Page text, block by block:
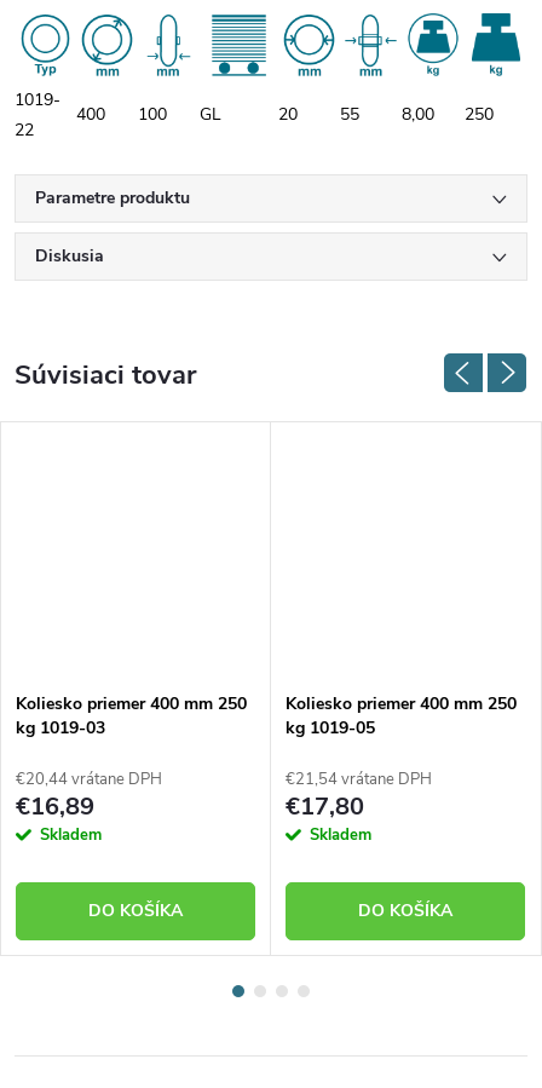
1019-
22
400 100 GL 20 55 8,00 250
Parametre produktu
Diskusia
Súvisiaci tovar
Koliesko priemer 400 mm 250
kg 1019-03
€20,44 vrátane DPH
€16,89
Skladem
DO KOŠÍKA
Koliesko priemer 400 mm 250
kg 1019-05
€21,54 vrátane DPH
€17,80
Skladem
DO KOŠÍKA